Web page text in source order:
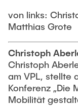
von links:
Matthias Grote
Christoph
Christoph
am VPL, stellte
Konferenz „Die
Mobilität